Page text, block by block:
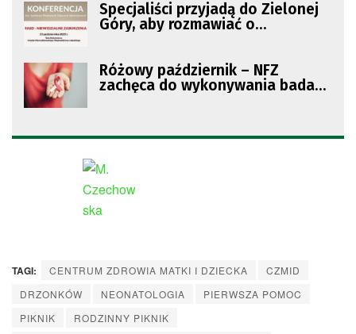
Specjaliści przyjadą do Zielonej
Góry, aby rozmawiać o
Różowy październik – NFZ
zachęca do wykonywania badań
TAGI: CENTRUM ZDROWIA MATKI I DZIECKA
CZMID
DRZONKÓW
NEONATOLOGIA
PIERWSZA POMOC
PIKNIK
RODZINNY PIKNIK